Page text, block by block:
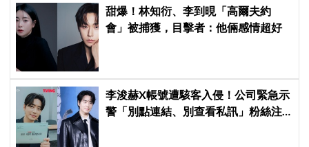
甜爆！林知衍、李到晛「高爾夫約
會」被捕獲，目擊者：他倆感情超好
李浚赫X帳號遭駭客入侵！公司緊急示
警「別點連結、別查看私訊」粉絲注